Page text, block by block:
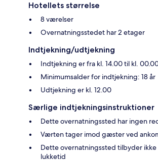
Hotellets størrelse
8 værelser
Overnatningsstedet har 2 etager
Indtjekning/udtjekning
Indtjekning er fra kl. 14.00 til kl.
Minimumsalder for indtjekning: 18 år
Udtjekning er kl. 12.00
Særlige indtjekningsinstruktioner
Dette overnatningssted har ingen
Værten tager imod gæster ved
Dette overnatningssted tilbyder
lukketid